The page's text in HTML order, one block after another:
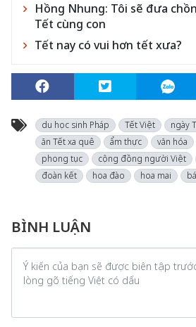
Hồng Nhung: Tôi sẽ đưa
Tết cùng con
Tết nay có vui hơn tết xưa?
du học sinh Pháp Tết Việt
ngày
ăn Tết xa quê
ẩm thực văn hóa
phong tục
cộng đồng người Việt
đoàn kết
hoa đào hoa mai
BÌNH LUẬN